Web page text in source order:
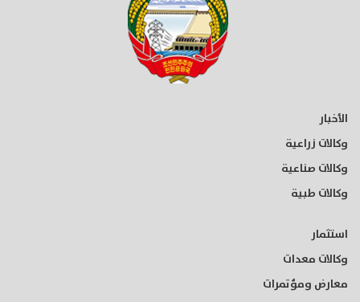
الأخبار
وكالات زراعية
وكالات صناعية
وكالات طبية
استثمار
وكالات معدات
معارض ومؤتمرات